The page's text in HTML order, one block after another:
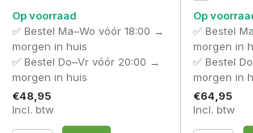
Op voorraad
✅ Bestel Ma–Wo vóór 18:00 →
morgen in huis
✅ Bestel Do–Vr vóór 20:00 →
morgen in huis
€48,95
Incl. btw
Op
✅ Bestel
morgen in
✅ Bestel
morgen in
€64,95
Incl. btw